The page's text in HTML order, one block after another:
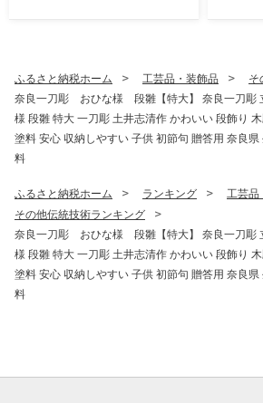
生駒市 送料無料
ふるさと納税ホーム 工芸品・装飾品
そ
奈良一刀彫 おひな様 段雛【特大】 奈良一刀彫
様 段雛 特大 一刀彫 土井志清作 かわいい 段飾り
塗料 安心 収納しやすい 子供 初節句 贈答用 奈良
料
ふるさと納税ホーム ランキング
工芸品
その他伝統技術ランキング
奈良一刀彫 おひな様 段雛【特大】 奈良一刀彫
様 段雛 特大 一刀彫 土井志清作 かわいい 段飾り
塗料 安心 収納しやすい 子供 初節句 贈答用 奈良
料